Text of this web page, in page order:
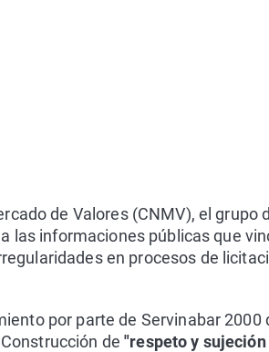
de Valores (CNMV), el grupo
las informaciones públicas que
en procesos de
por parte de Servinabar 2000
de"respeto y